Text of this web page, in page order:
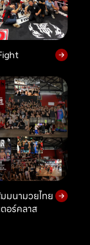
มนามวยไทย
อร์คลาส